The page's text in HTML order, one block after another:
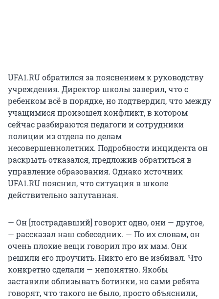
UFA1.RU обратился за пояснением к руководству
учреждения. Директор школы заверил, что с
ребенком всё в порядке, но подтвердил, что между
учащимися произошел конфликт, в котором
сейчас разбираются педагоги и сотрудники
полиции из отдела по делам
несовершеннолетних. Подробности инцидента он
раскрыть отказался, предложив обратиться в
управление образования. Однако источник
UFA1.RU пояснил, что ситуация в школе
действительно запутанная.
— Он [пострадавший] говорит одно, они — другое,
— рассказал наш собеседник. — По их словам, он
очень плохие вещи говорил про их мам. Они
решили его проучить. Никто его не избивал. Что
конкретно сделали — непонятно. Якобы
заставили облизывать ботинки, но сами ребята
говорят, что такого не было, просто объяснили,